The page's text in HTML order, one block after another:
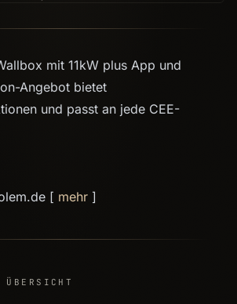
mit 11kW plus App und
Angebot bietet
und passt an jede CEE-
[ mehr ]